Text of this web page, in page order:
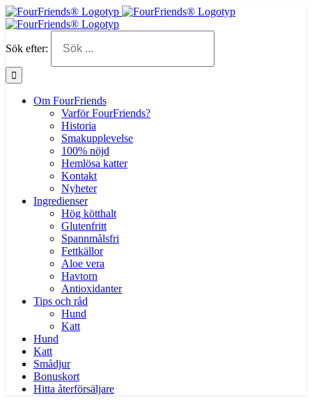
Sök efter:
Om FourFriends
Varför FourFriends?
Historia
Smakupplevelse
100% nöjd
Hemlösa katter
Kontakt
Nyheter
Ingredienser
Hög kötthalt
Glutenfritt
Spannmålsfri
Fettkällor
Aloe vera
Havtorn
Antioxidanter
Tips och råd
Hund
Katt
Hund
Katt
Smådjur
Bonuskort
Hitta återförsäljare